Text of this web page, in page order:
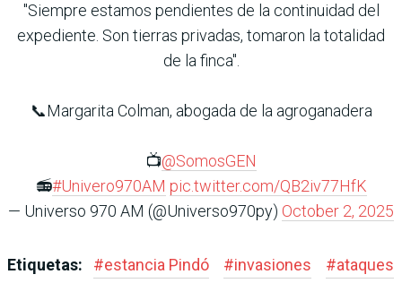
"Siempre estamos pendientes de la continuidad del
expediente. Son tierras privadas, tomaron la totalidad
de la finca".
📞Margarita Colman, abogada de la agroganadera
📺@SomosGEN
📻#Univero970AM pic.twitter.com/QB2iv77HfK
— Universo 970 AM (@Universo970py) October 2, 2025
Etiquetas: #estancia Pindó #invasiones #ataques